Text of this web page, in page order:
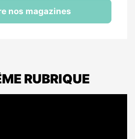
nos magazines
RUBRIQUE